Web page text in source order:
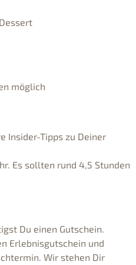
möglich
Insider-Tipps zu Deiner
Es sollten rund 4,5 Stunden
Du einen Gutschein.
Erlebnisgutschein und
Wir stehen Dir